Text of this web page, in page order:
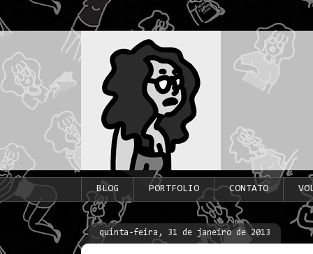
BLOG PORTFOLIO CONTATO
quinta-feira, 31 de janeiro de 2013